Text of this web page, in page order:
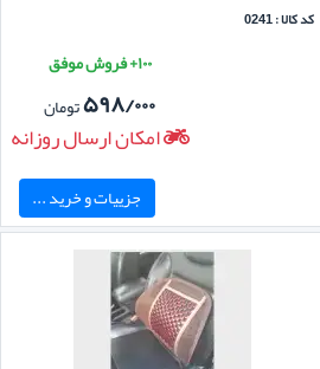
کد کالا : 0241
۱۰۰+ فروش موفق
۵۹۸/۰۰۰تومان
امکان ارسال روزانه
جزییات و خرید ...